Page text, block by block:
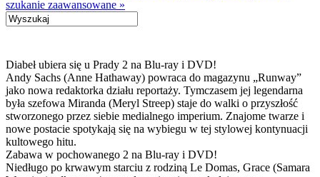
szukanie zaawansowane »
Diabeł ubiera się u Prady 2 na Blu-ray i DVD!
Andy Sachs (Anne Hathaway) powraca do magazynu „Runway”
jako nowa redaktorka działu reportaży. Tymczasem jej legendarna
była szefowa Miranda (Meryl Streep) staje do walki o przyszłość
stworzonego przez siebie medialnego imperium. Znajome twarze i
nowe postacie spotykają się na wybiegu w tej stylowej kontynuacji
kultowego hitu.
Zabawa w pochowanego 2 na Blu-ray i DVD!
Niedługo po krwawym starciu z rodziną Le Domas, Grace (Samara